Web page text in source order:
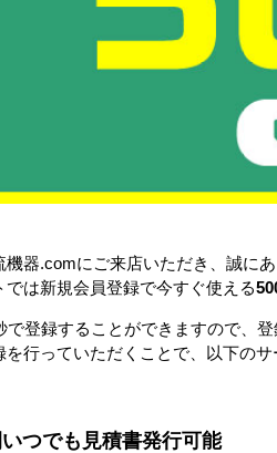
173,000円
詳細を見る
機器.comにご来店いただき、誠にあ
では新規会員登録で今すぐ使える
で登録することができますので、
を行っていただくことで、以下のサ
つでも見積書発行可能